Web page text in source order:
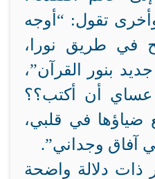
تقول: “أوجه
في طريق نورا،
بنور القرآن”،
عساي أن أكتب؟؟
في قلبي،
آفاق وجداني”.
ذات دلالة واضحة